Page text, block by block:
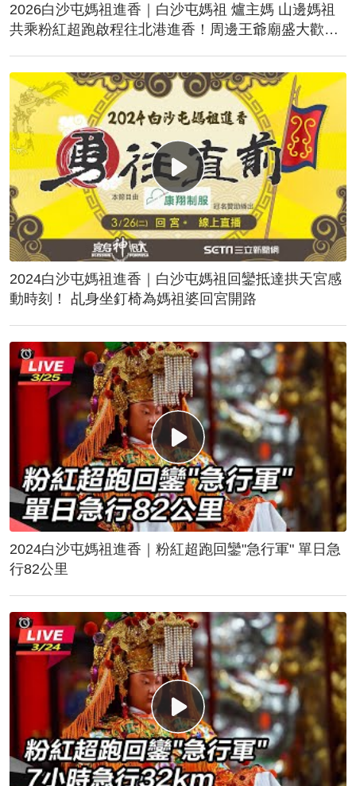
2026白沙屯媽祖進香｜白沙屯媽祖 爐主媽 山邊媽祖
共乘粉紅超跑啟程往北港進香！周邊王爺廟盛大歡
2024白沙屯媽祖進香｜白沙屯媽祖回鑾抵達拱天宮感
動時刻！ 乩身坐釘椅為媽祖婆回宮開路
2024白沙屯媽祖進香｜粉紅超跑回鑾"急行軍" 單日急
行82公里